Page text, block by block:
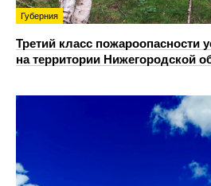
Губерния
Третий класс пожароопасности
на территории Нижегородской